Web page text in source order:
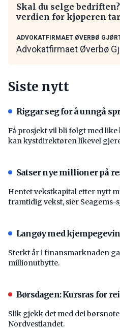
Skal du selge
verdien før kjøperen
ADVOKATFIRMAET ØVERBØ
Advokatfirmaet Øverbø
Siste nytt
Riggar seg for å unngå
Få prosjekt vil bli følgt med
kan kystdirektøren likevel
Satser nye millioner på
Hentet vekstkapital etter nytt
framtidig vekst, sier Seagems-
Langøy med
Sterkt år i finansmarknaden
millionutbytte.
Børsdagen: Kursras for
Slik gjekk det med dei
Nordvestlandet.